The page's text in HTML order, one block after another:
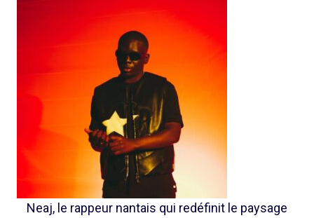
Neaj, le rappeur nantais qui redéfinit le paysage